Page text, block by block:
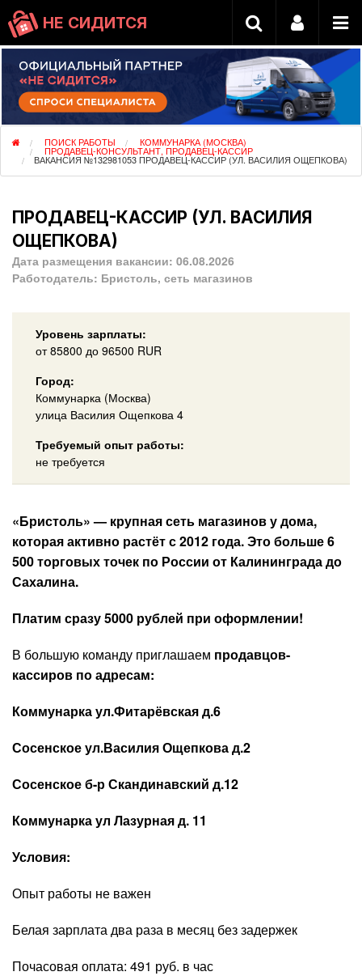
НЕ СИДИТСЯ
ПОИСК РАБОТЫ КОММУНАРКА (МОСКВА)
ПРОДАВЕЦ-КОНСУЛЬТАНТ, ПРОДАВЕЦ-КАССИР
ВАКАНСИЯ №132981053 ПРОДАВЕЦ-КАССИР (УЛ. ВАСИЛИЯ ОЩЕПКОВА)
ПРОДАВЕЦ-КАССИР (УЛ. ВАСИЛИЯ
ОЩЕПКОВА)
Дата размещения вакансии: 06.08.2026
Работодатель: Бристоль, сеть магазинов
Уровень зарплаты:
от85800 до 96500 RUR
Город:
Коммунарка (Москва)
улица Василия Ощепкова 4
Требуемый опыт работы:
не требуется
«Бристоль» — крупная сеть магазинов у дома,
которая активно растёт с 2012 года. Это больше 6
500 торговых точек по России от Калининграда до
Сахалина.
Платим сразу 5000 рублей при оформлении!
В большую команду приглашаем продавцов-
кассиров по адресам:
Коммунарка ул.Фитарёвская д.6
Сосенское ул.Василия Ощепкова д.2
Сосенское б-р Скандинавский д.12
Коммунарка ул Лазурная д. 11
Условия:
Опыт работы не важен
Белая зарплата два раза в месяц без задержек
Почасовая оплата: 491 руб. в час